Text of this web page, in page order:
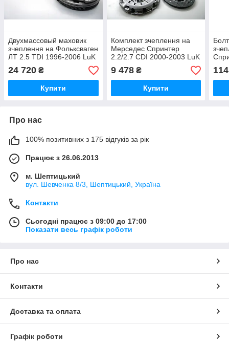
Двухмассовый маховик
зчеплення на Фольксваген
ЛТ 2.5 TDI 1996-2006 LuK
(Німеччина) 415019110
24 720 ₴
Купити
Комплект зчеплення на
Мерседес Спринтер
2.2/2.7 CDI 2000-2003 LuK
(Німеччина) 624314809
9 478₴
Купити
—
114
Про нас
100% позитивних з 175 відгуків за рік
Працює з 26.06.2013
м. Шептицький
вул. Шевченка 8/3, Шептицький, Україна
Контакти
Сьогодні працює з 09:00 до 17:00
Показати весь графік роботи
Про нас
Контакти
Доставка та оплата
Графік роботи